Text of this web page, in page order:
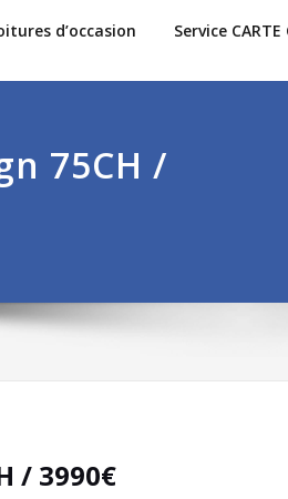
d’occasion Service CARTE
75CH /
/ 3990€